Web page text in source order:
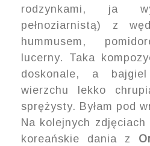
rodzynkami, ja
pełnoziarnistą) z
hummusem,
lucerny. Taka
doskonale, a
wierzchu lekko
sprężysty. Byłam pod
Na kolejnych
koreańskie dania z